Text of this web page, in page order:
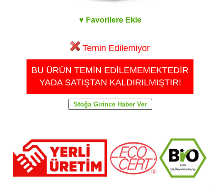
♥ Favorilere Ekle
Temin Edilemiyor
BU ÜRÜN TEMİN EDİLEMEMEKTEDİR
YADA SATIŞTAN KALDIRILMIŞTIR!